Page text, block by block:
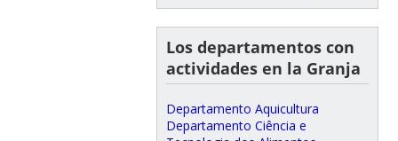
Los departamentos con
actividades en la Granja
Departamento Aquicultura
Departamento Ciência e